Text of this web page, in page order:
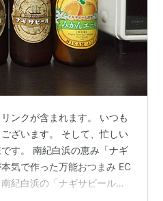
ンクが含まれます。 いつも
ざいます。 そして、忙しい
す。 南紀白浜の恵み「ナギ
気で作った万能おつまみ EC
紀白浜の「ナギサビール」